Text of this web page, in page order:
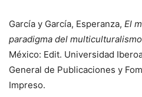
García y García, Esperanza, El
paradigma del
México: Edit. Universidad
General de Publicaciones y
Impreso.